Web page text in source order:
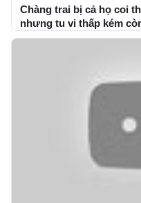
Chàng trai bị cả họ coi
nhưng tu vi thấp kém